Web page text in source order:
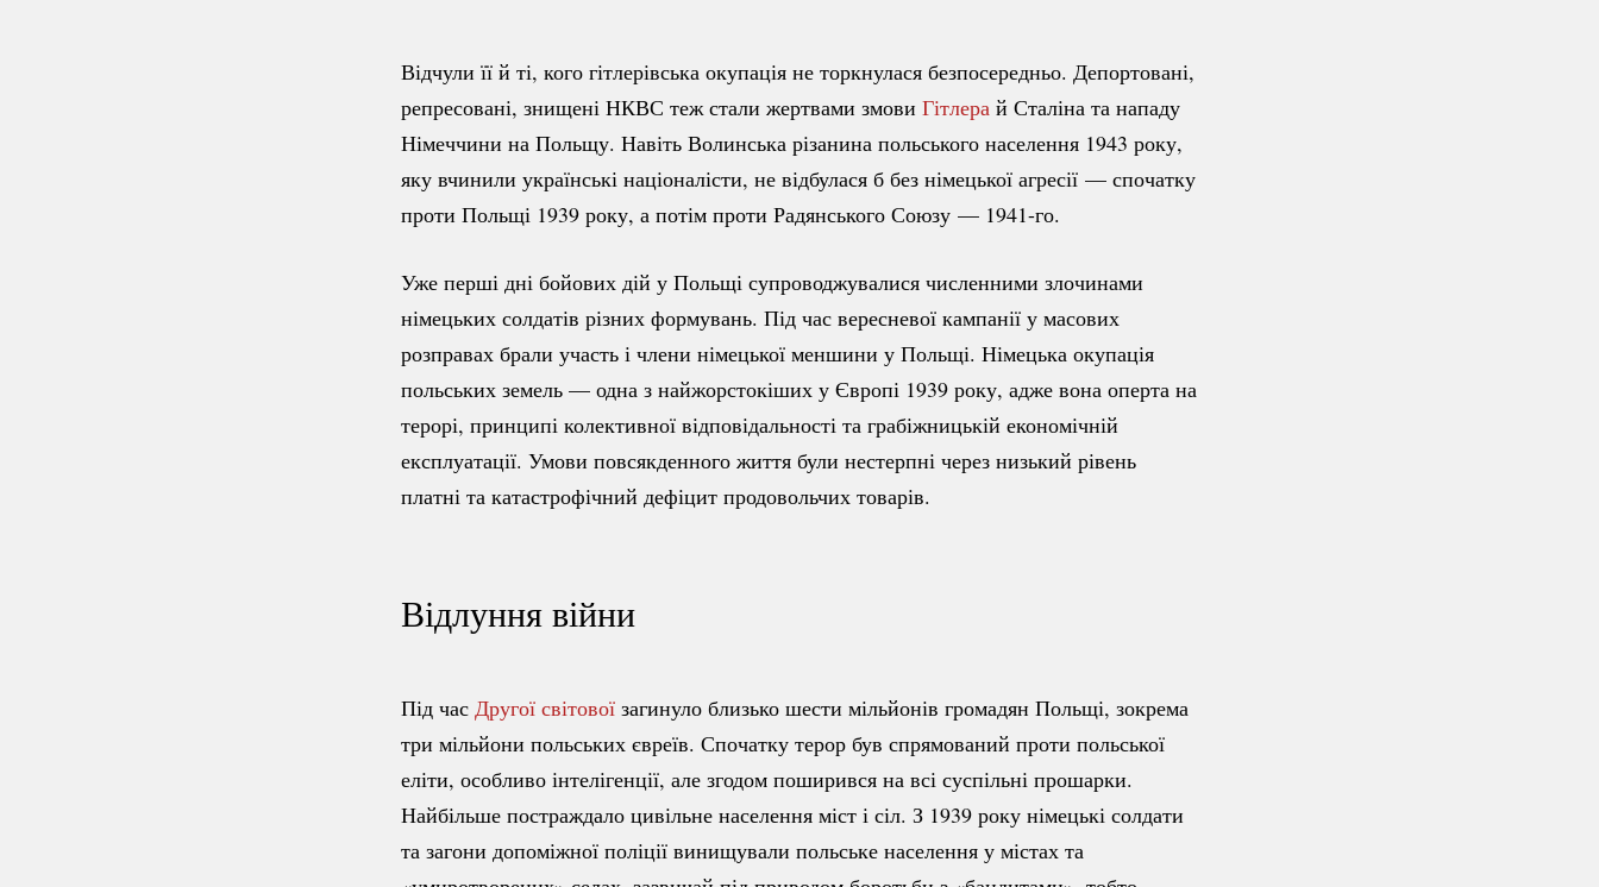
Відчули її й ті, кого гітлерівська окупація не торкнулася безпосередньо. Депортовані,
репресовані, знищені НКВС теж стали жертвами змови Гітлера й Сталіна та нападу
Німеччини на Польщу. Навіть Волинська різанина польського населення 1943 року,
яку вчинили українські націоналісти, не відбулася б без німецької агресії — спочатку
проти Польщі 1939 року, а потім проти Радянського Союзу — 1941-го.
Уже перші дні бойових дій у Польщі супроводжувалися численними злочинами
німецьких солдатів різних формувань. Під час вересневої кампанії у масових
розправах брали участь і члени німецької меншини у Польщі. Німецька окупація
польських земель — одна з найжорстокіших у Європі 1939 року, адже вона оперта на
терорі, принципі колективної відповідальності та грабіжницькій економічній
експлуатації. Умови повсякденного життя були нестерпні через низький рівень
платні та катастрофічний дефіцит продовольчих товарів.
Відлуння війни
Під час Другої світової загинуло близько шести мільйонів громадян Польщі, зокрема
три мільйони польських євреїв. Спочатку терор був спрямований проти польської
еліти, особливо інтелігенції, але згодом поширився на всі суспільні прошарки.
Найбільше постраждало цивільне населення міст і сіл. З 1939 року німецькі солдати
та загони допоміжної поліції винищували польське населення у містах та